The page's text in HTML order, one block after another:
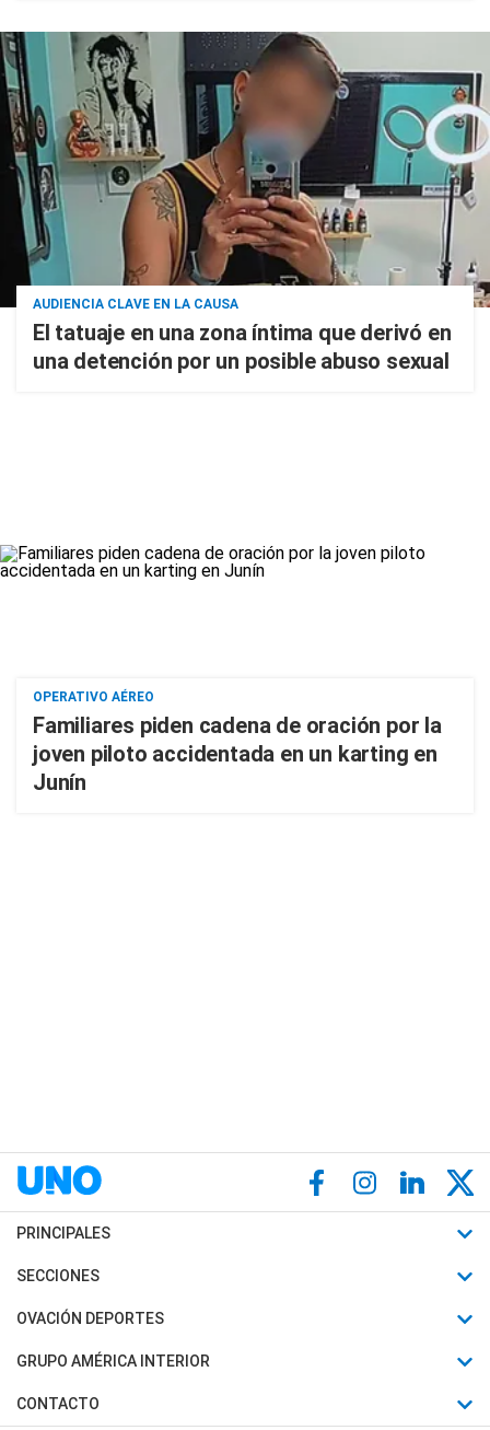
AUDIENCIA CLAVE EN LA CAUSA
El tatuaje en una zona íntima que derivó en
una detención por un posible abuso sexual
OPERATIVO AÉREO
Familiares piden cadena de oración por la
joven piloto accidentada en un karting en
Junín
PRINCIPALES
Últimas Noticias
Política
Judiciales
SECCIONES
Horóscopo
Motores
Trucos caseros
OVACIÓN DEPORTES
Fútbol
Mundial
GRUPO AMÉRICA INTERIOR
Canal 7 en Vivo
CONTACTO